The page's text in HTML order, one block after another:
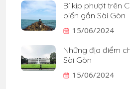
Bí kíp phượt trên
biển gần Sài Gòn
15/06/2024
Những địa điểm
Sài Gòn
15/06/2024